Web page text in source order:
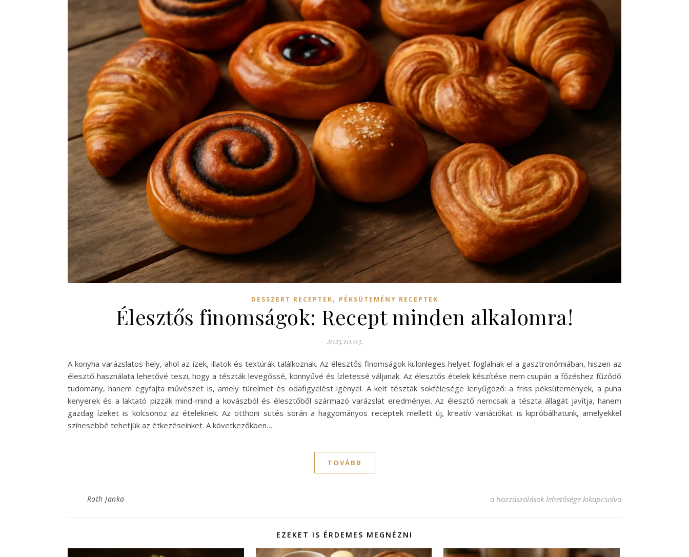
DESSZERT RECEPTEK, PÉKSÜTEMÉNY RECEPTEK
Élesztős finomságok: Recept minden alkalomra!
2025.10.03.
A konyha varázslatos hely, ahol az ízek, illatok és textúrák találkoznak. Az élesztős finomságok különleges helyet foglalnak el a gasztronómiában, hiszen az
élesztő használata lehetővé teszi, hogy a tészták levegőssé, könnyűvé és ízletessé váljanak. Az élesztős ételek készítése nem csupán a főzéshez fűződő
tudomány, hanem egyfajta művészet is, amely türelmet és odafigyelést igényel. A kelt tészták sokfélesége lenyűgöző: a friss péksütemények, a puha
kenyerek és a laktató pizzák mind-mind a kovászból és élesztőből származó varázslat eredményei. Az élesztő nemcsak a tészta állagát javítja, hanem
gazdag ízeket is kölcsönöz az ételeknek. Az otthoni sütés során a hagyományos receptek mellett új, kreatív variációkat is kipróbálhatunk, amelyekkel
színesebbé tehetjük az étkezéseinket. A következőkben…
TOVÁBB
Roth Janka Élesztős finomságok: Recept minden alkalomra!
a hozzászólások lehetősége kikapcsolva
EZEKET IS ÉRDEMES MEGNÉZNI